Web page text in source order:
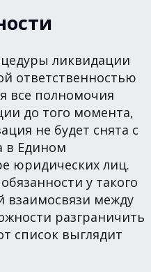
ликвидации
ответственностью
все полномочия
до того момента,
не будет снята с
в Едином
юридических лиц.
у такого
взаимосвязи между
разграничить
список выглядит